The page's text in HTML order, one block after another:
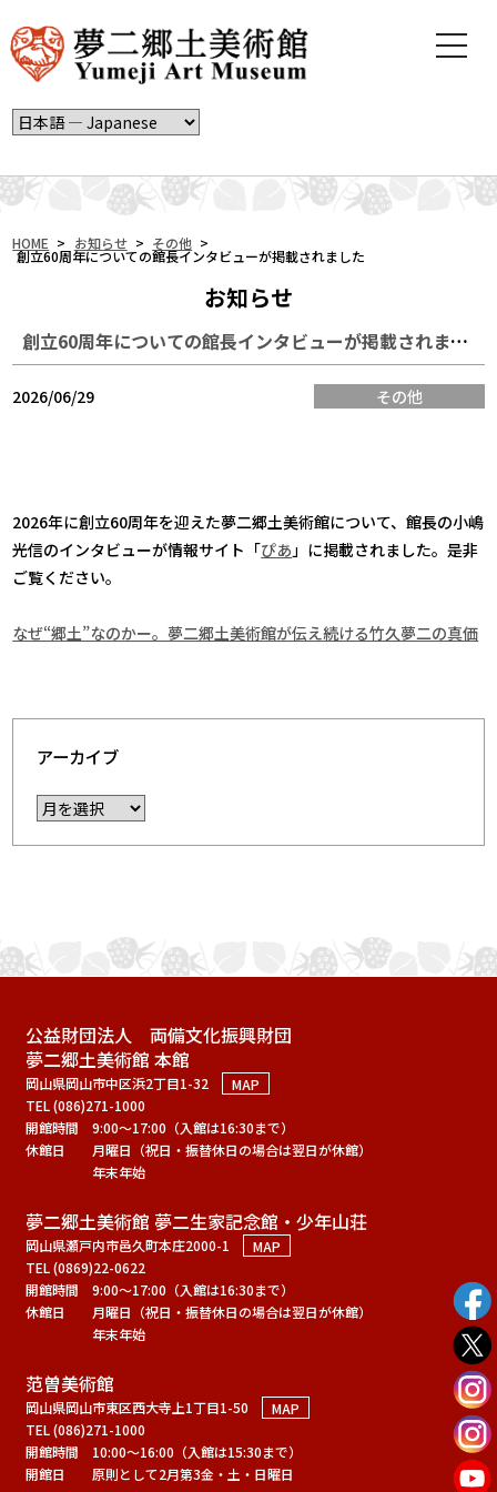
t
n
HOME > お知らせ > その他 >
創立60周年についての館長インタビューが掲載されました
お知らせ
創立60周年についての館長インタビューが掲載されました
2026/06/29 その他
2026年に創立60周年を迎えた夢二郷土美術館について、館長の小嶋
光信のインタビューが情報サイト「ぴあ 」に掲載されました。是非
ご覧ください。
なぜ“郷土”なのかー。夢二郷土美術館が伝え続ける竹久夢二の真価
アーカイブ
公益財団法人 両備文化振興財団
夢二郷土美術館 本館
岡山県岡山市中区浜2丁目1-32
MAP
TEL (086)271-1000
開館時間
9:00～17:00（入館は16:30まで）
休館日
月曜日（祝日・振替休日の場合は翌日が休館）
年末年始
夢二郷土美術館 夢二生家記念館・少年山荘
岡山県瀬戸内市邑久町本庄2000-1
MAP
TEL (0869)22-0622
開館時間
9:00～17:00（入館は16:30まで）
休館日
月曜日（祝日・振替休日の場合は翌日が休館）
年末年始
范曽美術館
岡山県岡山市東区西大寺上1丁目1-50
MAP
TEL (086)271-1000
開館時間
10:00～16:00（入館は15:30まで）
開館日
原則として2月第3金・土・日曜日